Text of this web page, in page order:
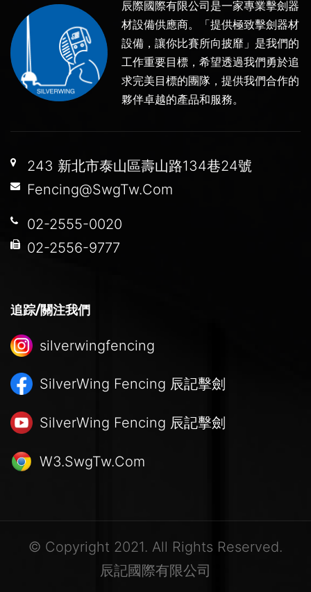
辰際國際有限公司是一家專業擊劍器
材設備供應商。「提供極致擊劍器材
設備，讓你比賽所向披靡」是我們的
工作重要目標，希望透過我們勇於追
求完美目標的團隊，提供我們合作的
夥伴卓越的產品和服務。
243 新北市泰山區壽山路134巷24號
Fencing@SwgTw.Com
02-2555-0020
02-2556-9777
追踪/關注我們
silverwingfencing
SilverWing Fencing 辰記擊劍
SilverWing Fencing 辰記擊劍
W3.SwgTw.Com
© Copyright 2021. All Rights Reserved.
辰記國際有限公司